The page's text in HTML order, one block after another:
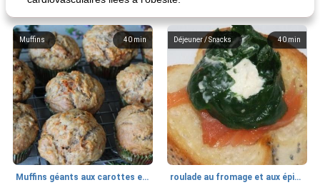
40 min
Muffins
Muffins géants aux carottes et à la banane de Nif
40 min
Déjeuner / Snacks
roulade au fromage et aux épinards